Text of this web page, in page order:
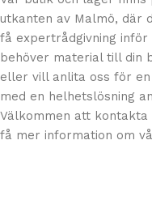
utkanten av Malmö, där
få expertrådgivning inför
behöver material till din
eller vill anlita oss för
med en helhetslösning
Välkommen att
få mer information om